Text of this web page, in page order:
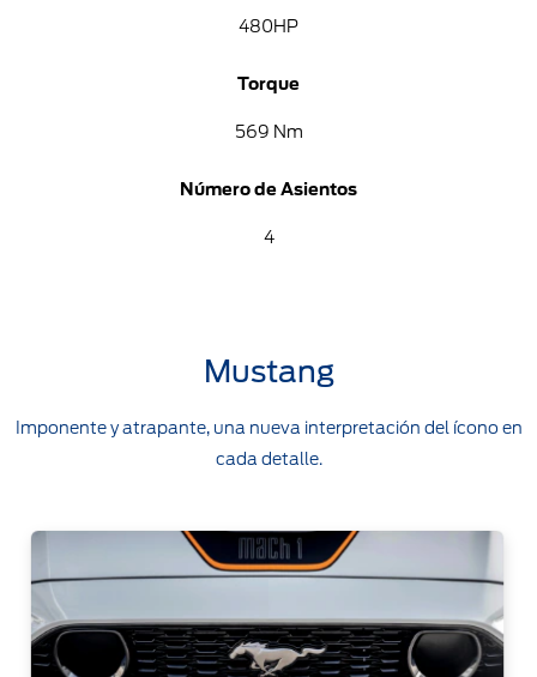
480HP
Torque
569 Nm
Número de Asientos
4
Mustang
Imponente y atrapante, una nueva interpretación del ícono en
cada detalle.